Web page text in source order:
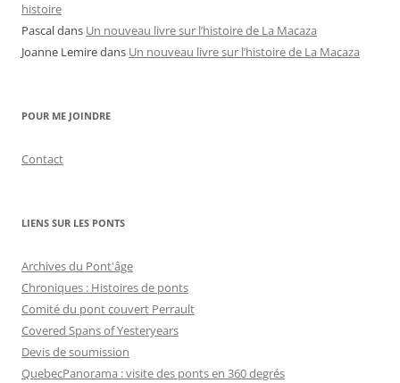
histoire
Pascaldans Un nouveau livre sur l’histoire de La Macaza
Joanne Lemiredans Un nouveau livre sur l’histoire de La Macaza
POUR ME JOINDRE
Contact
LIENS SUR LES PONTS
Archives du Pont'âge
Chroniques : Histoires de ponts
Comité du pont couvert Perrault
Covered Spans of Yesteryears
Devis de soumission
QuebecPanorama : visite des ponts en 360 degrés